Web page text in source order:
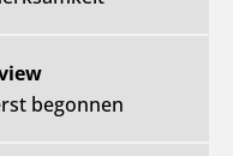
begonnen